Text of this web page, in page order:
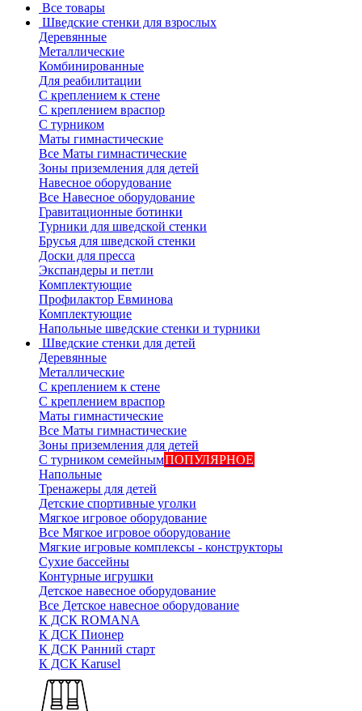
Все товары
Шведские стенки для взрослых
Деревянные
Металлические
Комбинированные
Для реабилитации
С креплением к стене
С креплением враспор
С турником
Маты гимнастические
Все Маты гимнастические
Зоны приземления для детей
Навесное оборудование
Все Навесное оборудование
Гравитационные ботинки
Турники для шведской стенки
Брусья для шведской стенки
Доски для пресса
Экспандеры и петли
Комплектующие
Профилактор Евминова
Комплектующие
Напольные шведские стенки и турники
Шведские стенки для детей
Деревянные
Металлические
С креплением к стене
С креплением враспор
Маты гимнастические
Все Маты гимнастические
Зоны приземления для детей
С турником семейнымПОПУЛЯРНОЕ
Напольные
Тренажеры для детей
Детские спортивные уголки
Мягкое игровое оборудование
Все Мягкое игровое оборудование
Мягкие игровые комплексы - конструкторы
Сухие бассейны
Контурные игрушки
Детское навесное оборудование
Все Детское навесное оборудование
К ДСК ROMANA
К ДСК Пионер
К ДСК Ранний старт
К ДСК Karusel